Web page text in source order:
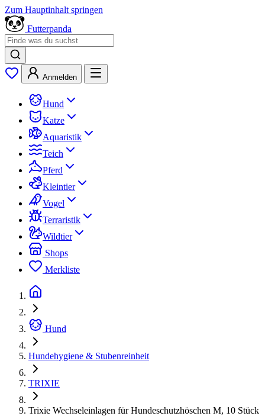
Zum Hauptinhalt springen
Futterpanda
Anmelden
Hund
Katze
Aquaristik
Teich
Pferd
Kleintier
Vogel
Terraristik
Wildtier
Shops
Merkliste
Hund
Hundehygiene & Stubenreinheit
TRIXIE
Trixie Wechseleinlagen für Hundeschutzhöschen M, 10 Stück